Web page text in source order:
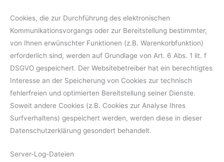
Cookies, die zur Durchführung des elektronischen
Kommunikationsvorgangs oder zur Bereitstellung bestimmter,
von Ihnen erwünschter Funktionen (z.B. Warenkorbfunktion)
erforderlich sind, werden auf Grundlage von Art. 6 Abs. 1 lit. f
DSGVO gespeichert. Der Websitebetreiber hat ein berechtigtes
Interesse an der Speicherung von Cookies zur technisch
fehlerfreien und optimierten Bereitstellung seiner Dienste.
Soweit andere Cookies (z.B. Cookies zur Analyse Ihres
Surfverhaltens) gespeichert werden, werden diese in dieser
Datenschutzerklärung gesondert behandelt.
Server-Log-Dateien